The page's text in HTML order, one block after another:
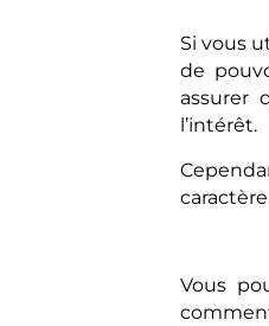
Si vous
de
assurer
l’intérêt.
Vous